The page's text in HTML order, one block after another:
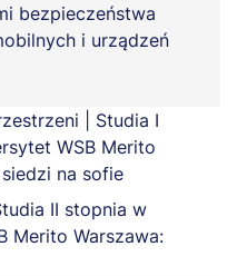
bezpieczeństwa
i urządzeń